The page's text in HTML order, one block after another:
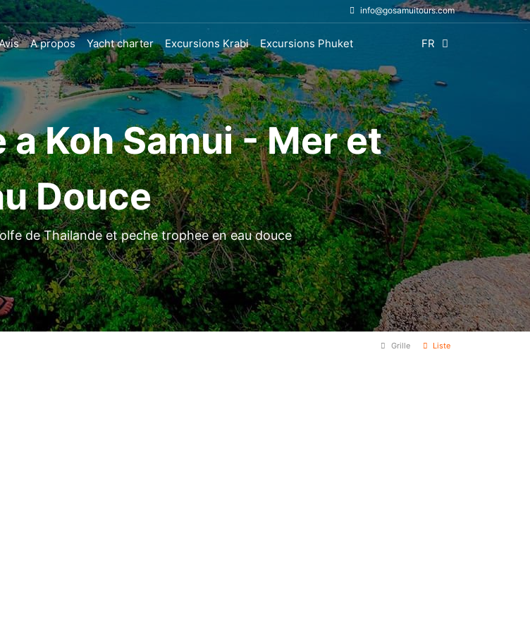
info@gosamuitours.com
A propos Yacht charter Excursions Krabi Excursions Phuket FR
a Koh Samui - Mer et
Douce
de Thailande et peche trophee en eau douce
Grille Liste